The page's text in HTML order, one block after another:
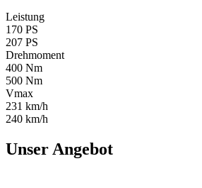
Leistung
170 PS
207 PS
Drehmoment
400 Nm
500 Nm
Vmax
231 km/h
240 km/h
Unser Angebot